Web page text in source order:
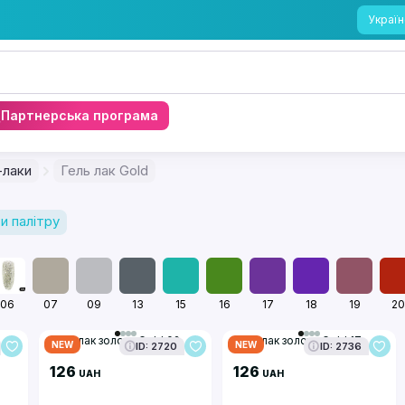
Партнерська програма
Гель лак Gold
палітру
06 07 09 13 15 16 17 18 19 20
NEW ID: 2720
Гель лак золото Gold 02
126 UAH
NEW ID: 2736
Гель лак золото Gold 17
126 UAH